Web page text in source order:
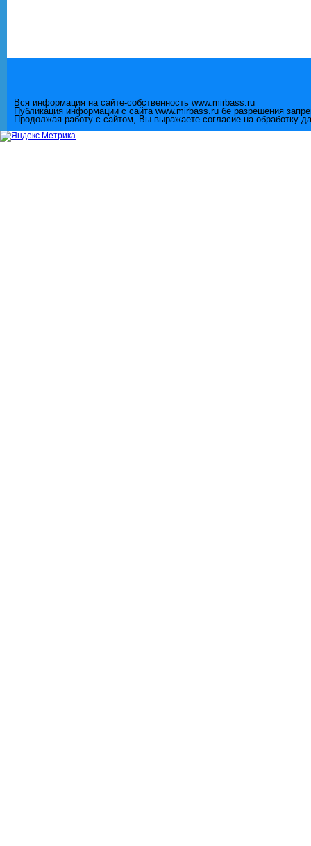
Вся информация на сайте-собственность www.mirbass.ru
Публикация информации с сайта www.mirbass.ru бе разрешения
Продолжая работу с сайтом, Вы выражаете согласие на обработку